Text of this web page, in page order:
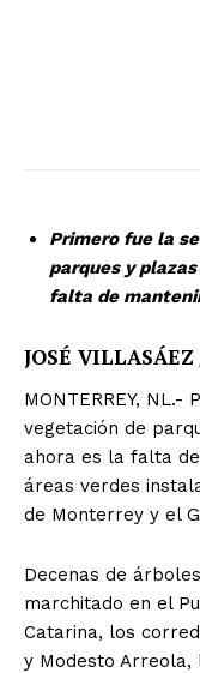
Primero fue la
parques y
falta de
JOSÉ
MONTERREY,
vegetación de
ahora es la falta
áreas verdes
de Monterrey y el
Decenas de
marchitado en el
Catarina, los
y Modesto Arreola,